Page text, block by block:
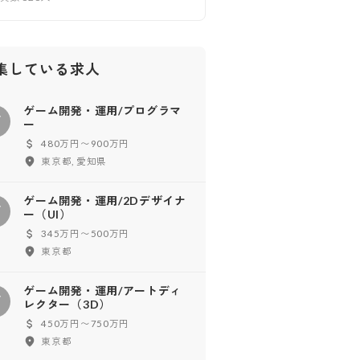
している求人
ゲーム開発・運用/プログラマ
ー
480万円〜900万円
東京都, 愛知県
ゲーム開発・運用/2Dデザイナ
ー（UI）
345万円〜500万円
東京都
ゲーム開発・運用/アートディ
レクター（3D）
450万円〜750万円
東京都